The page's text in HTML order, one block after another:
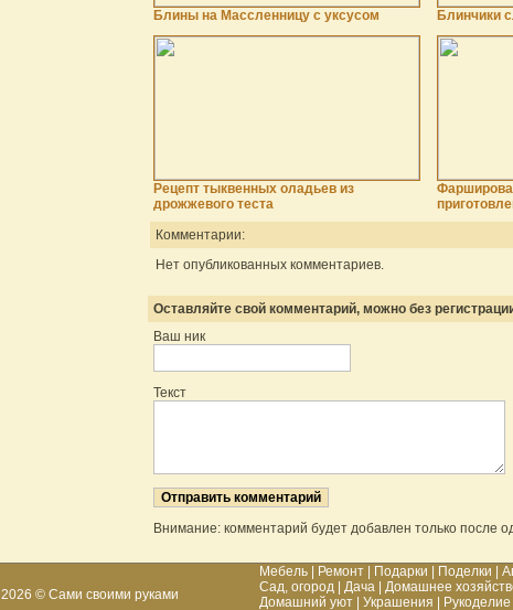
Блины на Массленницу с уксусом Блинчики
Рецепт тыквенных оладьев из
дрожжевого теста
Комментарии:
Нет опубликованных комментариев.
Оставляйте свой комментарий, можно без
Ваш ник
Текст
Внимание: комментарий будет добавлен только после
2026 © Сами своими руками
Мебель Ремонт Подарки Поделки
Сад, огород
Дача Домашнее
Домашний уют
Украшения Рукоделие